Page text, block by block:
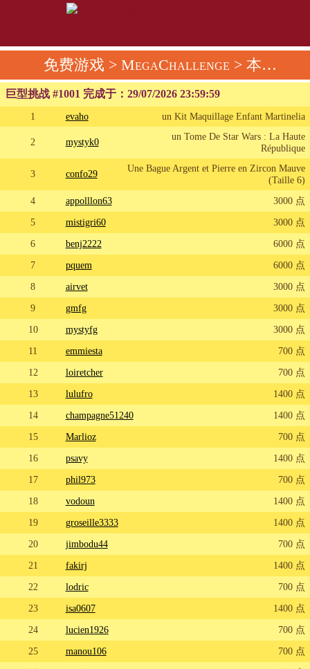
免费游戏 > MegaChallenge > 本周的超级挑战
巨型挑战 #1001 完成于： 29/07/2026 23:59:59
1 evaho un Kit Maquillage Enfant Martinelia
2 mystyk0
un Tome De Star Wars : La Haute
République
3 confo29
Une Bague Argent et Pierre en Zircon Mauve
(Taille 6)
4
appolllon63
3000 点
5
mistigri60
3000 点
6
benj2222
6000 点
7
pquem
6000 点
8
airvet
3000 点
9
gmfg
3000 点
10
mystyfg
3000 点
11
emmiesta
700 点
12
loiretcher
700 点
13
lulufro
1400 点
14
champagne51240
1400 点
15
Marlioz
700 点
16
psavy
1400 点
17
phil973
700 点
18
vodoun
1400 点
19
groseille3333
1400 点
20
jimbodu44
700 点
21
fakirj
1400 点
22
lodric
700 点
23
isa0607
1400 点
24
lucien1926
700 点
25
manou106
700 点